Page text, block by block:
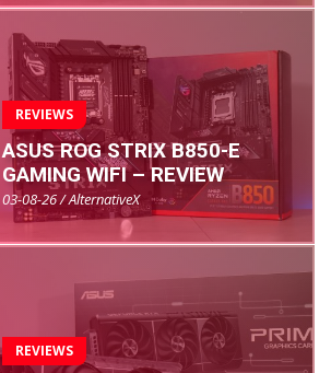
REVIEWS
ASUS ROG STRIX B850-E
GAMING WIFI – REVIEW
03-08-26 / AlternativeX
REVIEWS